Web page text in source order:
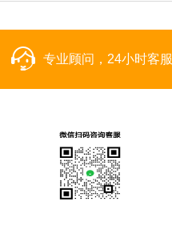
专业顾问，24小时客服